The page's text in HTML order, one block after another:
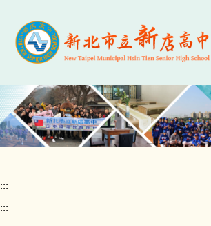
主
容
區
:::
:::